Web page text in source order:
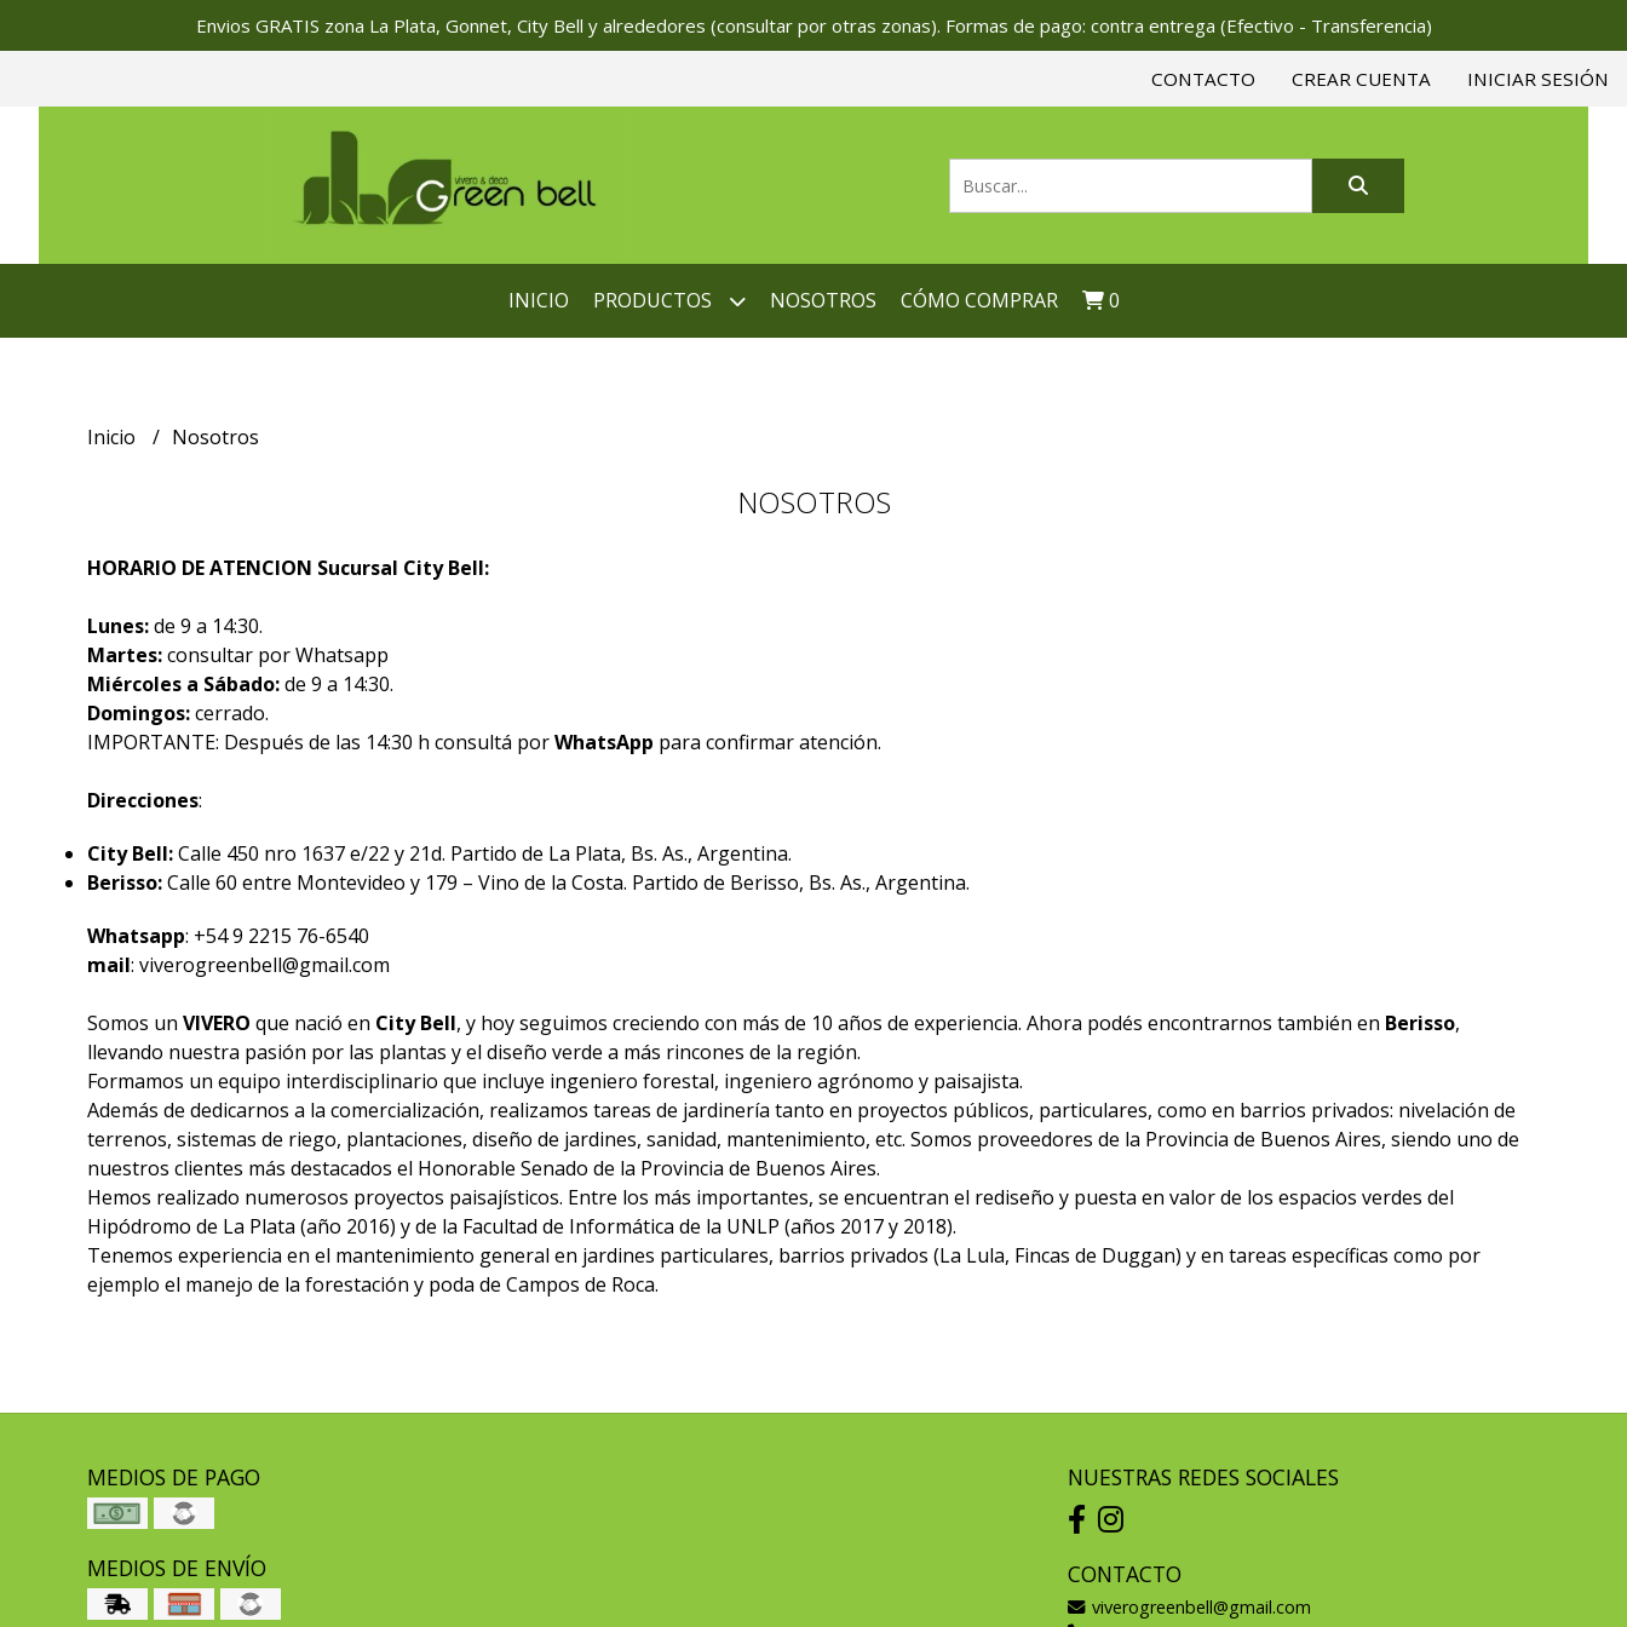
Envios GRATIS zona La Plata, Gonnet, City Bell y alrededores (consultar por otras zonas). Formas de pago: contra entrega (Efectivo - Transferencia)
CONTACTO CREAR CUENTA INICIAR SESIÓN
INICIO PRODUCTOS NOSOTROS CÓMO COMPRAR 0
Inicio Nosotros
NOSOTROS
HORARIO DE ATENCION Sucursal City Bell:
Lunes:de 9 a 14:30.
Martes:consultar por Whatsapp
Miércoles a Sábado:de 9 a 14:30.
Domingos:cerrado.
IMPORTANTE: Después de las 14:30 h consultá porWhatsApp para confirmar atención.
Direcciones:
City Bell:Calle 450 nro 1637 e/22 y 21d. Partido de La Plata, Bs. As., Argentina.
Berisso:Calle 60 entre Montevideo y 179 – Vino de la Costa. Partido de Berisso, Bs. As., Argentina.
Whatsapp: +54 9 2215 76-6540
mail: viverogreenbell@gmail.com
Somos un VIVERO que nació en City Bell, y hoy seguimos creciendo con más de 10 años de experiencia. Ahora podés encontrarnos también en Berisso,
llevando nuestra pasión por las plantas y el diseño verde a más rincones de la región.
Formamos un equipo interdisciplinario que incluye ingeniero forestal, ingeniero agrónomo y paisajista.
Además de dedicarnos a la comercialización, realizamos tareas de jardinería tanto en proyectos públicos, particulares, como en barrios privados: nivelación de
terrenos, sistemas de riego, plantaciones, diseño de jardines, sanidad, mantenimiento, etc. Somos proveedores de la Provincia de Buenos Aires, siendo uno de
nuestros clientes más destacados el Honorable Senado de la Provincia de Buenos Aires.
Hemos realizado numerosos proyectos paisajísticos. Entre los más importantes, se encuentran el rediseño y puesta en valor de los espacios verdes del
Hipódromo de La Plata (año 2016) y de la Facultad de Informática de la UNLP (años 2017 y 2018).
Tenemos experiencia en el mantenimiento general en jardines particulares, barrios privados (La Lula, Fincas de Duggan) y en tareas específicas como por
ejemplo el manejo de la forestación y poda de Campos de Roca.
MEDIOS DE PAGO
MEDIOS DE ENVÍO
NUESTRAS REDES SOCIALES
CONTACTO
viverogreenbell@gmail.com